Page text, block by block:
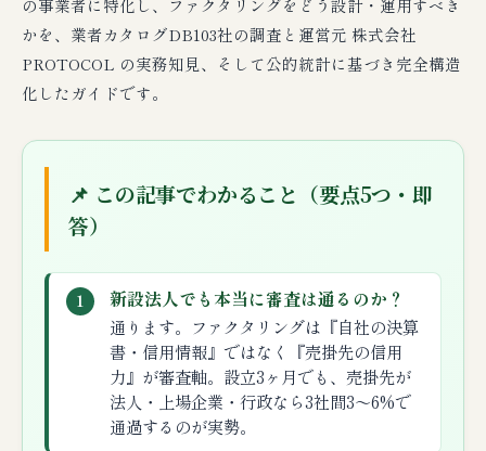
かを、業者カタログDB103社の調査と運営元 株式会社
PROTOCOL の実務知見、そして公的統計に基づき完全構造
化したガイドです。
📌 この記事でわかること（要点5つ・即
答）
1 新設法人でも本当に審査は通るのか？
通ります。ファクタリングは『自社の決算
書・信用情報』ではなく『売掛先の信用
力』が審査軸。設立3ヶ月でも、売掛先が
法人・上場企業・行政なら3社間3〜6%で
通過するのが実勢。